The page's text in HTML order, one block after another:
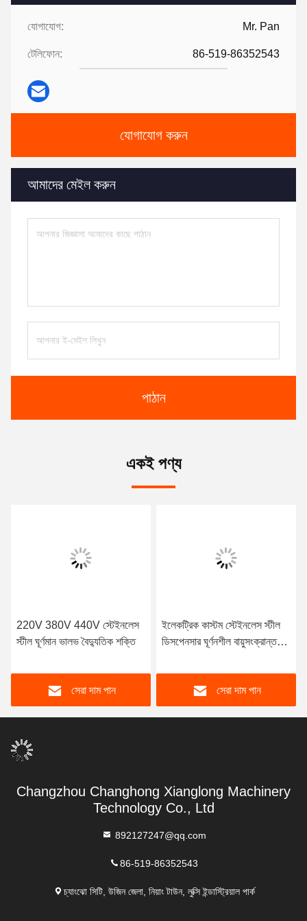
যোগাযোগ: Mr. Pan
টেলিফোন: 86-519-86352543
যোগাযোগ করুন
আমাদের মেইল ​​করুন
পাঠান
একই পণ্য
220V 380V 440V স্টেইনলেস
স্টীল ঘূর্ণমান ভালভ বৈদ্যুতিক শক্তি
সেরা দাম পান
ইলেকট্রিক কাস্টম স্টেইনলেস স্টীল
ডিসপেনসার ঘূর্ণনশীল বায়ুসংক্রান্ত
সেরা দাম পান
Changzhou Changhong Xianglong Machinery
Technology Co., Ltd
892127247@qq.com
86-519-86352543
চ্যাংঝো সিটি, উজিন জেলা, নিয়াং টাউন, লুক্সি ইন্ডাস্ট্রিয়াল পার্ক